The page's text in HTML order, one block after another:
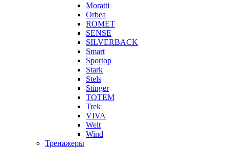
Moratti
Orbea
ROMET
SENSE
SILVERBACK
Smart
Sportop
Stark
Stels
Stinger
TOTEM
Trek
VIVA
Welt
Wind
Тренажеры